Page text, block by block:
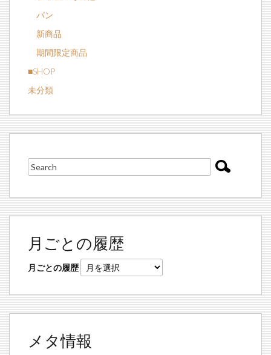
パン
新商品
期間限定商品
■SHOP
未分類
月ごとの履歴
月ごとの履歴
メタ情報